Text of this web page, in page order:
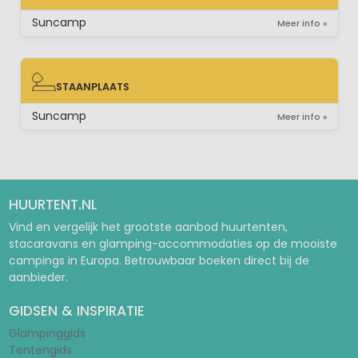
STACARAVAN
Suncamp Meer info »
STAANPLAATS
STAANPLAATS
Suncamp Meer info »
HUURTENT.NL
Vind en vergelijk het grootste aanbod huurtenten,
stacaravans en glamping-accommodaties op de mooiste
campings in Europa. Betrouwbaar boeken direct bij de
aanbieder.
GIDSEN & INSPIRATIE
Glampinggids
Tentengids